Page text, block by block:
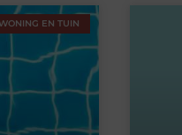
EN TUIN